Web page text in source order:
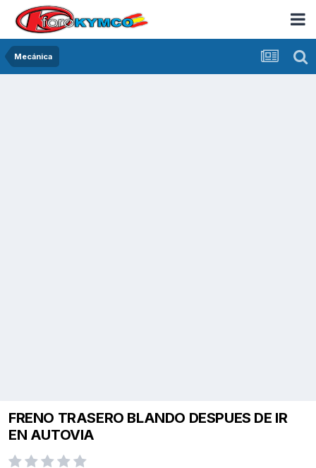
Mecánica
FRENO TRASERO BLANDO DESPUES DE IR
EN AUTOVIA